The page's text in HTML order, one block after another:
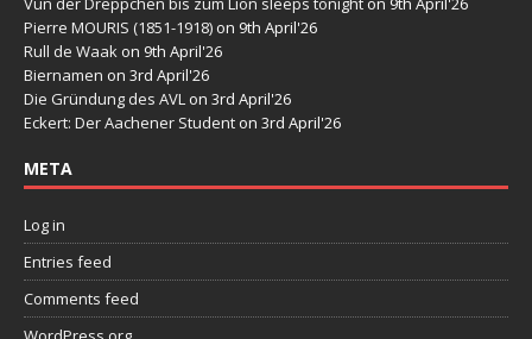
Pierre MOURIS (1851-1918) on 9th April'26
Rull de Waak on 9th April'26
Biernamen on 3rd April'26
Die Gründung des AVL on 3rd April'26
Eckert: Der Aachener Student on 3rd April'26
META
Log in
Entries feed
Comments feed